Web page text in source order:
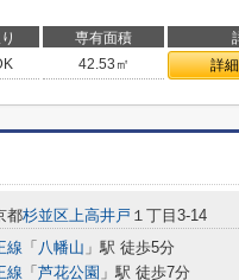
専有面積
42.53㎡ 詳
都杉並区上高井戸 １丁目3-14
線 「 八幡山 」駅 徒歩5分
線 「 芦花公園 」駅 徒歩7分